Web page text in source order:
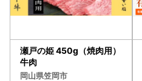
瀬戸の姫 450g（焼肉用）
牛肉
岡山県笠岡市